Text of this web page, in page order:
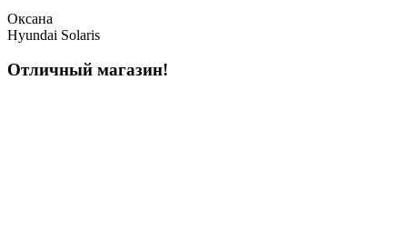
Оксана
Hyundai Solaris
Отличный магазин!